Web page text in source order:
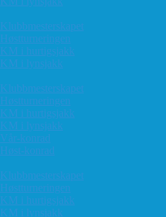
Klubbmesterskapet
Høstturneringen
KM i hurtigsjakk
KM i lynsjakk
Klubbmesterskapet
Høstturneringen
KM i hurtigsjakk
KM i lynsjakk
Vår-konrad
Høst-konrad
Klubbmesterskapet
Høstturneringen
KM i hurtigsjakk
KM i lynsjakk